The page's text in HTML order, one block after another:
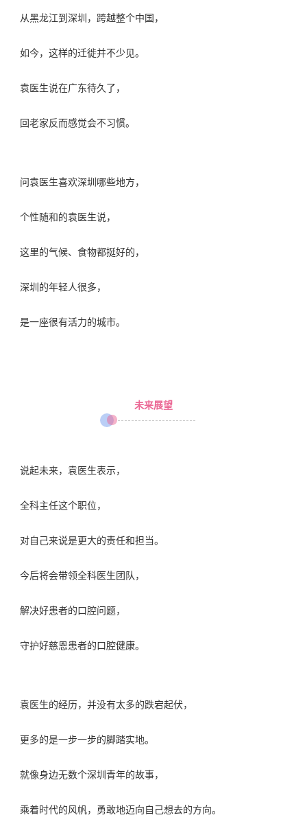
从黑龙江到深圳，跨越整个中国，
如今，这样的迁徙并不少见。
袁医生说在广东待久了，
回老家反而感觉会不习惯。
问袁医生喜欢深圳哪些地方，
个性随和的袁医生说，
这里的气候、食物都挺好的，
深圳的年轻人很多，
是一座很有活力的城市。
未来展望
说起未来，袁医生表示，
全科主任这个职位，
对自己来说是更大的责任和担当。
今后将会带领全科医生团队，
解决好患者的口腔问题，
守护好慈恩患者的口腔健康。
袁医生的经历，并没有太多的跌宕起伏，
更多的是一步一步的脚踏实地。
就像身边无数个深圳青年的故事，
乘着时代的风帆，勇敢地迈向自己想去的方向。